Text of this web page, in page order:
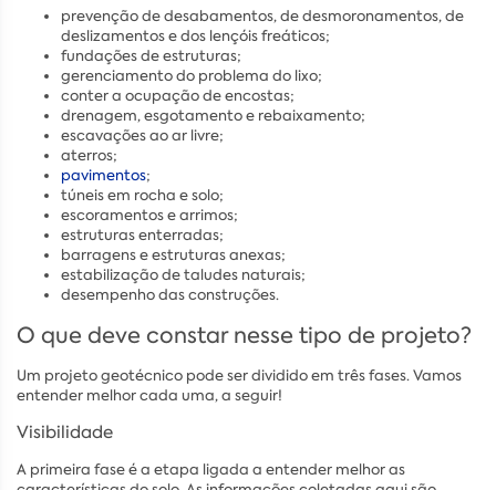
prevenção de desabamentos, de desmoronamentos, de
deslizamentos e dos lençóis freáticos;
fundações de estruturas;
gerenciamento do problema do lixo;
conter a ocupação de encostas;
drenagem, esgotamento e rebaixamento;
escavações ao ar livre;
aterros;
pavimentos;
túneis em rocha e solo;
escoramentos e arrimos;
estruturas enterradas;
barragens e estruturas anexas;
estabilização de taludes naturais;
desempenho das construções.
O que deve constar nesse tipo de projeto?
Um projeto geotécnico pode ser dividido em três fases. Vamos
entender melhor cada uma, a seguir!
Visibilidade
A primeira fase é a etapa ligada a entender melhor as